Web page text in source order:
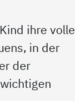
ihre volle
in der
der